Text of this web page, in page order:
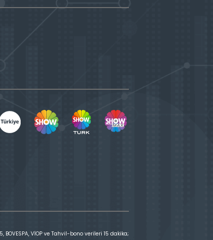
BOVESPA, VİOP ve Tahvil-bono verileri 15 dakika;